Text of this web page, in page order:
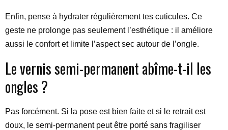
Enfin, pense à hydrater régulièrement tes cuticules. Ce
geste ne prolonge pas seulement l’esthétique : il améliore
aussi le confort et limite l’aspect sec autour de l’ongle.
Le vernis semi-permanent abîme-t-il les
ongles ?
Pas forcément. Si la pose est bien faite et si le retrait est
doux, le semi-permanent peut être porté sans fragiliser